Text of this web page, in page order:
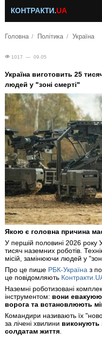
КОНТРАКТИ.UA
Головна Політика Україна
1017 — 09.05
Україна виготовить 25
людей у "зоні смерті"
Якою є головна причина
У першій половині 2026 року
тисяч наземних роботів.
місій, замінюючи людей у
Про це пише РБК-Україна з
це повідомляють
Наземні роботизовані
інструментом: вони
ворога та встановлюють
Командири називають їх
за лічені хвилини виконують
солдатам життя